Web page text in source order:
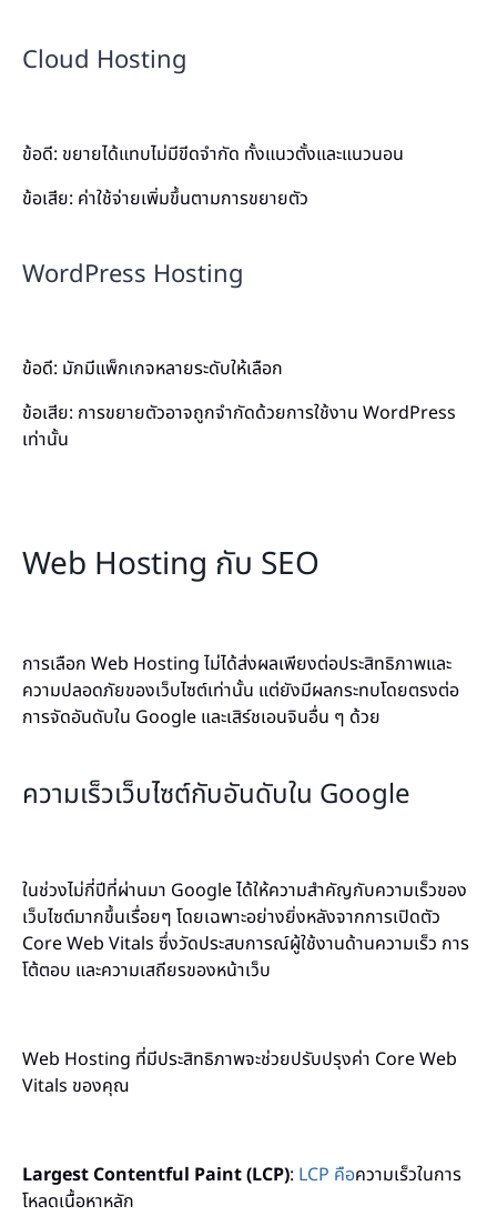
Cloud Hosting
ข้อดี: ขยายได้แทบไม่มีขีดจำกัด ทั้งแนวตั้งและแนวนอน
ข้อเสีย: ค่าใช้จ่ายเพิ่มขึ้นตามการขยายตัว
WordPress Hosting
ข้อดี: มักมีแพ็กเกจหลายระดับให้เลือก
ข้อเสีย: การขยายตัวอาจถูกจำกัดด้วยการใช้งาน WordPress
เท่านั้น
Web Hosting กับ SEO
การเลือก Web Hosting ไม่ได้ส่งผลเพียงต่อประสิทธิภาพและ
ความปลอดภัยของเว็บไซต์เท่านั้น แต่ยังมีผลกระทบโดยตรงต่อ
การจัดอันดับใน Google และเสิร์ชเอนจินอื่น ๆ ด้วย
ความเร็วเว็บไซต์กับอันดับใน Google
ในช่วงไม่กี่ปีที่ผ่านมา Google ได้ให้ความสำคัญกับความเร็วของ
เว็บไซต์มากขึ้นเรื่อยๆ โดยเฉพาะอย่างยิ่งหลังจากการเปิดตัว
Core Web Vitals ซึ่งวัดประสบการณ์ผู้ใช้งานด้านความเร็ว การ
โต้ตอบ และความเสถียรของหน้าเว็บ
Web Hosting ที่มีประสิทธิภาพจะช่วยปรับปรุงค่า Core Web
Vitals ของคุณ
Largest Contentful Paint (LCP): LCP คือความเร็วในการ
โหลดเนื้อหาหลัก